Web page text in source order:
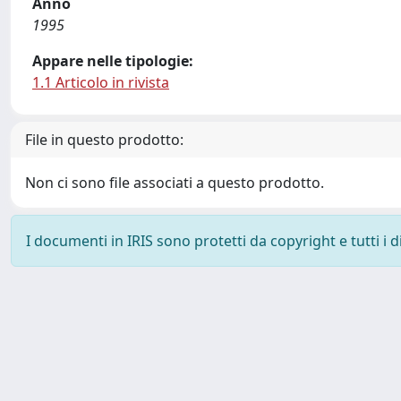
1995
Appare nelle tipologie:
1.1 Articolo in rivista
File in questo prodotto:
Non ci sono file associati a questo prodotto.
I documenti in IRIS sono protetti da copyright e tutti i